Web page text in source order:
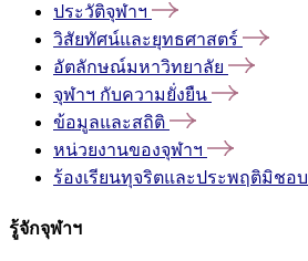
ประวัติจุฬาฯ
วิสัยทัศน์และยุทธศาสตร์
อัตลักษณ์มหาวิทยาลัย
จุฬาฯ กับความยั่งยืน
ข้อมูลและสถิติ
หน่วยงานของจุฬาฯ
ร้องเรียนทุจริตและประพฤติมิชอบ
รู้จักจุฬาฯ